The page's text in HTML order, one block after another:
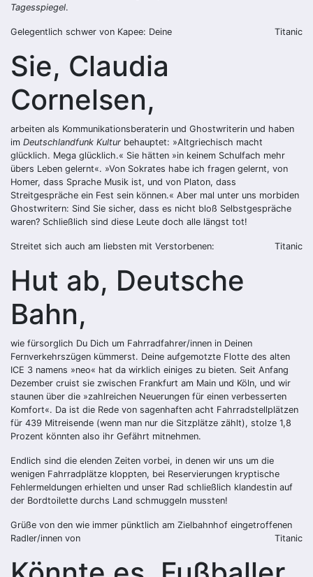
Tagesspiegel.
Gelegentlich schwer von Kapee: Deine Titanic
Sie, Claudia
Cornelsen,
arbeiten als Kommunikationsberaterin und Ghostwriterin und haben
im Deutschlandfunk Kultur behauptet: »Altgriechisch macht
glücklich. Mega glücklich.« Sie hätten »in keinem Schulfach mehr
übers Leben gelernt«. »Von Sokrates habe ich fragen gelernt, von
Homer, dass Sprache Musik ist, und von Platon, dass
Streitgespräche ein Fest sein können.« Aber mal unter uns morbiden
Ghostwritern: Sind Sie sicher, dass es nicht bloß Selbstgespräche
waren? Schließlich sind diese Leute doch alle längst tot!
Streitet sich auch am liebsten mit Verstorbenen: Titanic
Hut ab, Deutsche
Bahn,
wie fürsorglich Du Dich um Fahrradfahrer/innen in Deinen
Fernverkehrszügen kümmerst. Deine aufgemotzte Flotte des alten
ICE 3 namens »neo« hat da wirklich einiges zu bieten. Seit Anfang
Dezember cruist sie zwischen Frankfurt am Main und Köln, und wir
staunen über die »zahlreichen Neuerungen für einen verbesserten
Komfort«. Da ist die Rede von sagenhaften acht Fahrradstellplätzen
für 439 Mitreisende (wenn man nur die Sitzplätze zählt), stolze 1,8
Prozent könnten also ihr Gefährt mitnehmen.
Endlich sind die elenden Zeiten vorbei, in denen wir uns um die
wenigen Fahrradplätze kloppten, bei Reservierungen kryptische
Fehlermeldungen erhielten und unser Rad schließlich klandestin auf
der Bordtoilette durchs Land schmuggeln mussten!
Grüße von den wie immer pünktlich am Zielbahnhof eingetroffenen
Radler/innen von
Titanic